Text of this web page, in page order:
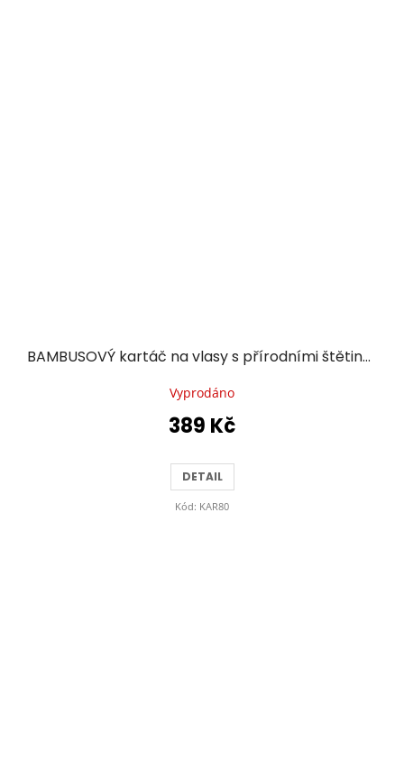
BAMBUSOVÝ kartáč na vlasy s přírodními štětinami s motivem kočky CAT
Vyprodáno
389 Kč
DETAIL
Kód: KAR80